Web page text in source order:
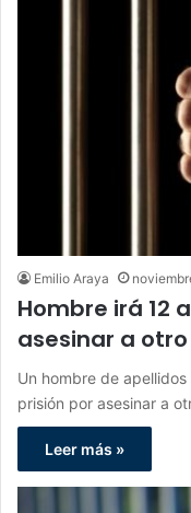
Emilio Araya
Hombre irá 12
asesinar a
Un hombre de
prisión por asesinar a
Leer más »